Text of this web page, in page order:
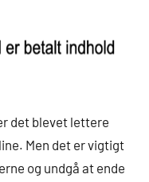
det blevet lettere
Men det er vigtigt
og undgå at ende